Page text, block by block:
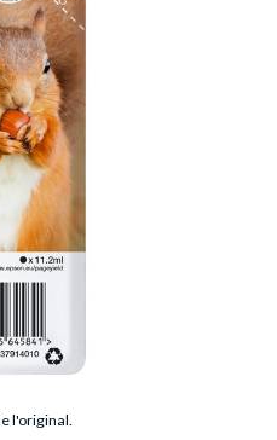
l'original.